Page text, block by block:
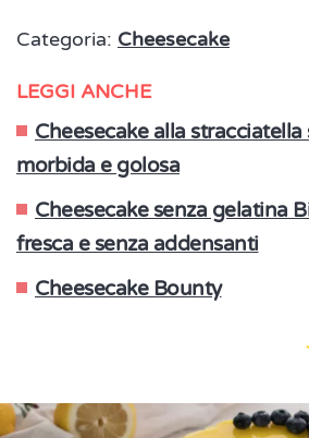
Categoria: Cheesecake
LEGGI ANCHE
Cheesecake alla
morbida e golosa
Cheesecake senza gelatina
fresca e senza addensanti
Cheesecake Bounty